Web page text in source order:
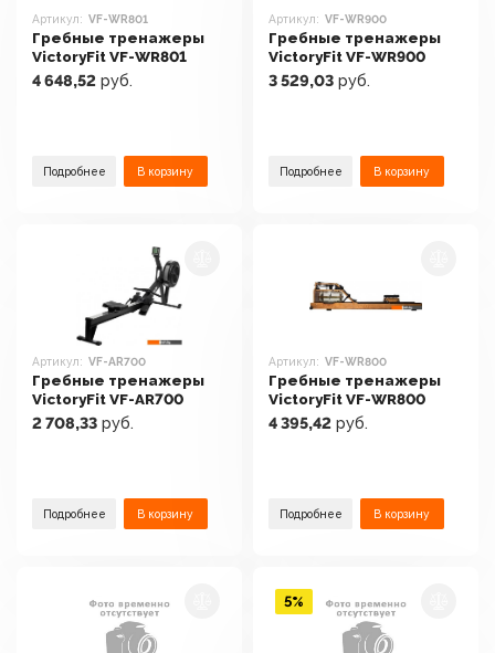
Артикул: VF-WR801
Гребные тренажеры
VictoryFit VF-WR801
4 648,52 руб.
Подробнее В корзину
Артикул: VF-WR900
Гребные тренажеры
VictoryFit VF-WR900
3 529,03 руб.
Подробнее В корзину
Артикул: VF-AR700
Гребные тренажеры
VictoryFit VF-AR700
2 708,33 руб.
Подробнее В корзину
Артикул: VF-WR800
Гребные тренажеры
VictoryFit VF-WR800
4 395,42 руб.
Подробнее В корзину
5%